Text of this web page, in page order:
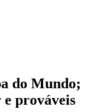
do Mundo;
prováveis